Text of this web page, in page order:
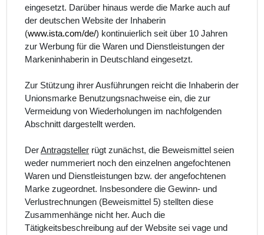
eingesetzt. Darüber hinaus werde die Marke auch auf
der deutschen Website der Inhaberin
(www.ista.com/de/) kontinuierlich seit über 10 Jahren
zur Werbung für die Waren und Dienstleistungen der
Markeninhaberin in Deutschland eingesetzt.
Zur Stützung ihrer Ausführungen reicht die Inhaberin der
Unionsmarke Benutzungsnachweise ein, die zur
Vermeidung von Wiederholungen im nachfolgenden
Abschnitt dargestellt werden.
DerAntragsteller rügt zunächst, die Beweismittel seien
weder nummeriert noch den einzelnen angefochtenen
Waren und Dienstleistungen bzw. der angefochtenen
Marke zugeordnet. Insbesondere die Gewinn- und
Verlustrechnungen (Beweismittel 5) stellten diese
Zusammenhänge nicht her. Auch die
Tätigkeitsbeschreibung auf der Website sei vage und